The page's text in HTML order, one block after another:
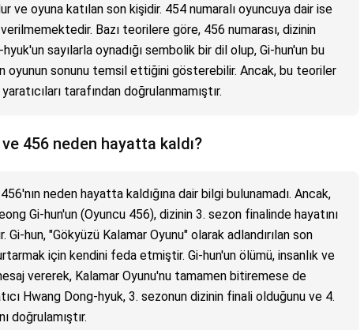
ve oyuna katılan son kişidir. 454 numaralı oyuncuya dair ise
Bazı teorilere göre, 456 numarası, dizinin
sayılarla oynadığı sembolik bir dil olup, Gi-hun'un bu
oyunun sonunu temsil ettiğini gösterebilir. Ancak, bu teoriler
tarafından doğrulanmamıştır.
456 neden hayatta kaldı?
neden hayatta kaldığına dair bilgi bulunamadı. Ancak,
Gi-hun'un (Oyuncu 456), dizinin 3. sezon finalinde hayatını
hun, "Gökyüzü Kalamar Oyunu" olarak adlandırılan son
için kendini feda etmiştir. Gi-hun'un ölümü, insanlık ve
vererek, Kalamar Oyunu'nu tamamen bitiremese de
Hwang Dong-hyuk, 3. sezonun dizinin finali olduğunu ve 4.
doğrulamıştır.